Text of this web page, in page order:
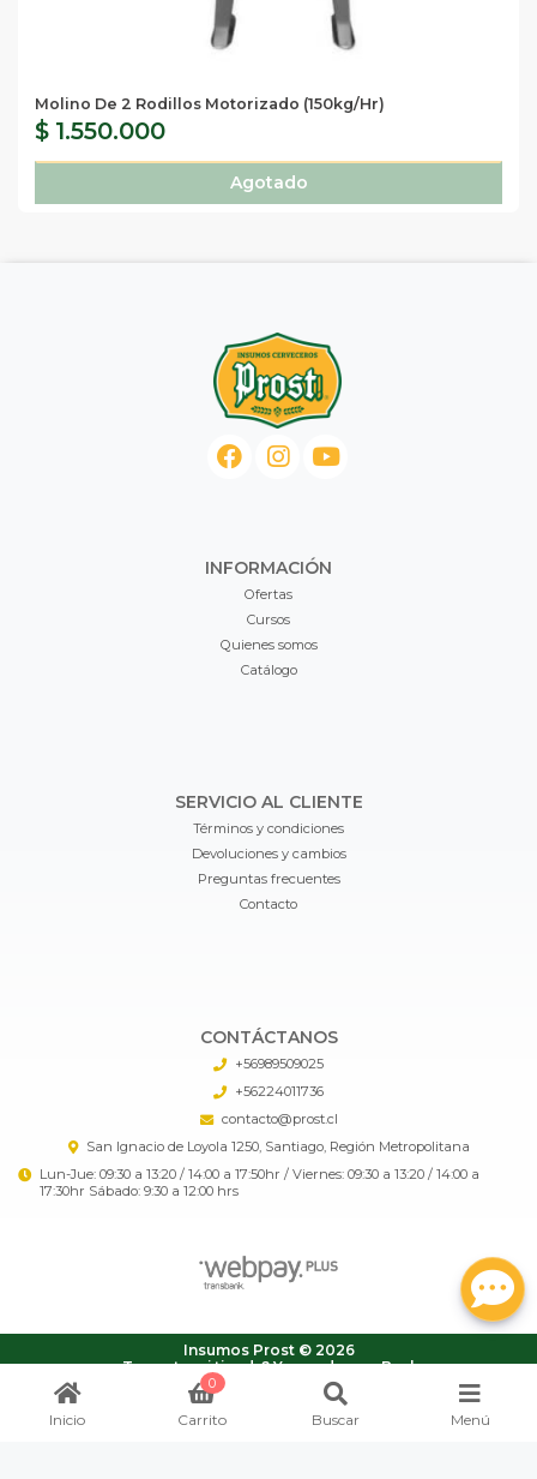
Molino De 2 Rodillos Motorizado (150kg/hr)
$ 1.550.000
Agotado
INFORMACIÓN
Ofertas
Cursos
Quienes somos
Catálogo
SERVICIO AL CLIENTE
Términos y condiciones
Devoluciones y cambios
Preguntas frecuentes
Contacto
CONTÁCTANOS
+56989509025
+56224011736
contacto@prost.cl
San Ignacio de Loyola 1250, Santiago, Región Metropolitana
Lun-Jue: 09:30 a 13:20 / 14:00 a 17:50hr / Viernes: 09:30 a 13:20 / 14:00 a
17:30hr Sábado: 9:30 a 12:00 hrs
Insumos Prost © 2026
¿Te gusta mi tienda? Yo vendo conBsale
Inicio
0
Carrito Buscar Menú